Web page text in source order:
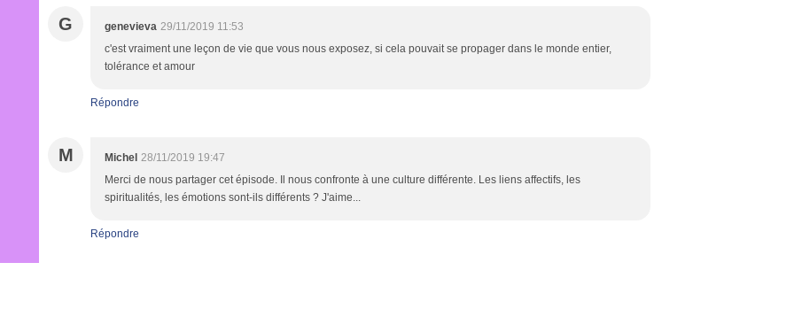
G genevieva 29/11/2019 11:53
c'est vraiment une leçon de vie que vous nous exposez, si cela pouvait se propager dans le monde entier,
tolérance et amour
Répondre
M Michel 28/11/2019 19:47
Merci de nous partager cet épisode. Il nous confronte à une culture différente. Les liens affectifs, les
spiritualités, les émotions sont-ils différents ? J'aime...
Répondre